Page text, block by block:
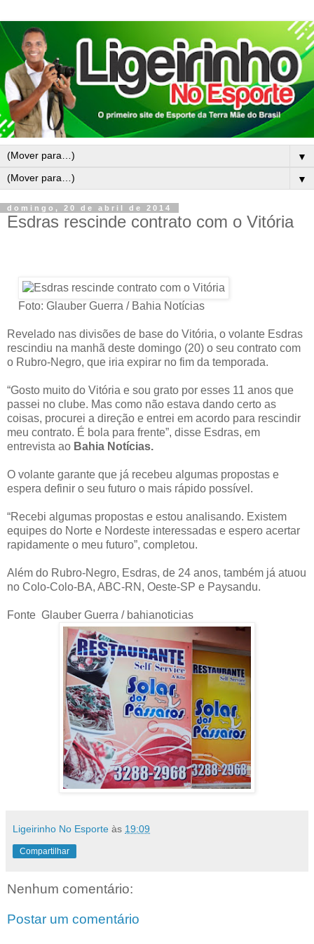
▼
▼
domingo, 20 de abril de 2014
Esdras rescinde contrato com o Vitória
Foto: Glauber Guerra / Bahia Notícias
Revelado nas divisões de base do Vitória, o volante Esdras
rescindiu na manhã deste domingo (20) o seu contrato com
o Rubro-Negro, que iria expirar no fim da temporada.
“Gosto muito do Vitória e sou grato por esses 11 anos que
passei no clube. Mas como não estava dando certo as
coisas, procurei a direção e entrei em acordo para rescindir
meu contrato. É bola para frente”, disse Esdras, em
entrevista ao Bahia Notícias.
O volante garante que já recebeu algumas propostas e
espera definir o seu futuro o mais rápido possível.
“Recebi algumas propostas e estou analisando. Existem
equipes do Norte e Nordeste interessadas e espero acertar
rapidamente o meu futuro”, completou.
Além do Rubro-Negro, Esdras, de 24 anos, também já atuou
no Colo-Colo-BA, ABC-RN, Oeste-SP e Paysandu.
Fonte Glauber Guerra / bahianoticias
Ligeirinho No Esporte às 19:09
Compartilhar
Nenhum comentário:
Postar um comentário